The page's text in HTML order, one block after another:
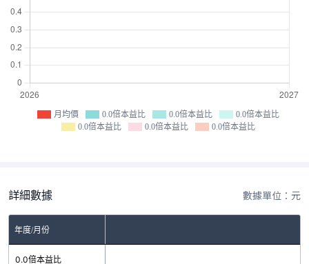
月均價 0.0倍本益比 0.0倍本益比
0.0倍本益比
0.0倍本益比
0.0倍本益比 0.0倍本益比
詳細數據 數據單位：元
年度/月份
0.0倍本益比